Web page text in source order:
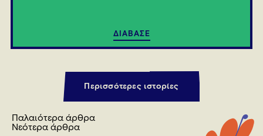
ΔΙΑΒΑΣΕ
Περισσότερες ιστορίες
Πλοήγηση
άρθρων
Παλαιότερα άρθρα
Νεότερα άρθρα